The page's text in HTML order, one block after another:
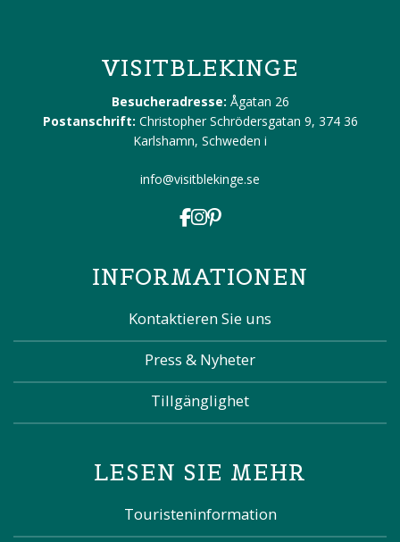
VISITBLEKINGE
Besucheradresse: Ågatan 26
Postanschrift: Christopher Schrödersgatan 9, 374 36
Karlshamn, Schweden i
info@visitblekinge.se
INFORMATIONEN
Kontaktieren Sie uns
Press & Nyheter
Tillgänglighet
LESEN SIE MEHR
Touristeninformation